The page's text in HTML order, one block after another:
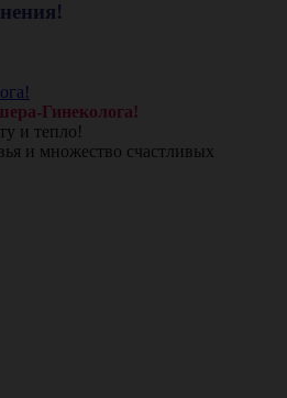
Гинеколога!
и тепло!
и множество счастливых